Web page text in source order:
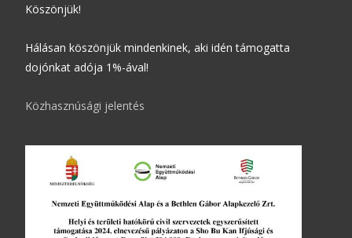
Köszönjük!
Hálásan köszönjük mindenkinek, aki idén támogatta
dojónkat adója 1%-ával!
Közhasznúsági jelentés